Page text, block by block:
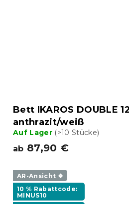
Bett IKAROS DOUBLE
anthrazit/weiß
Auf Lager (>10 Stücke)
ab 87,90 €
AR-Ansicht ❖
10 % Rabattcode:
MINUS10